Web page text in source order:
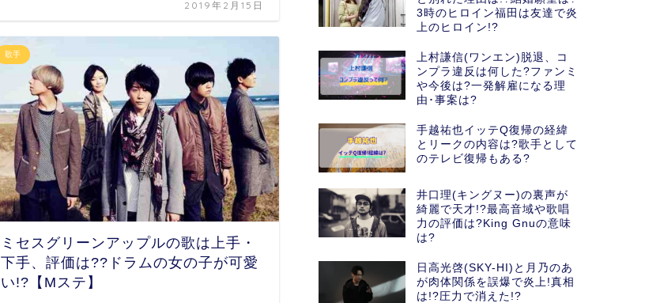
2019年2月15日
歌手
ミセスグリーンアップルの歌は上手・
下手、評価は??ドラムの女の子が可愛
い!?【Mステ】
3時のヒロイン福田は友達で炎
上のヒロイン!?
上村謙信(ワンエン)脱退、コ
ンプラ違反は何した?ファンミ
や今後は?一発解雇になる理
由･事案は?
手越祐也イッテQ復帰の経緯
とリークの内容は?歌手として
のテレビ復帰もある?
井口理(キングヌー)の裏声が
綺麗で天才!?最高音域や歌唱
力の評価は?King Gnuの意味
は?
日高光啓(SKY-HI)と月乃のあ
が肉体関係を誤爆で炎上!真相
は!?圧力で消えた!?